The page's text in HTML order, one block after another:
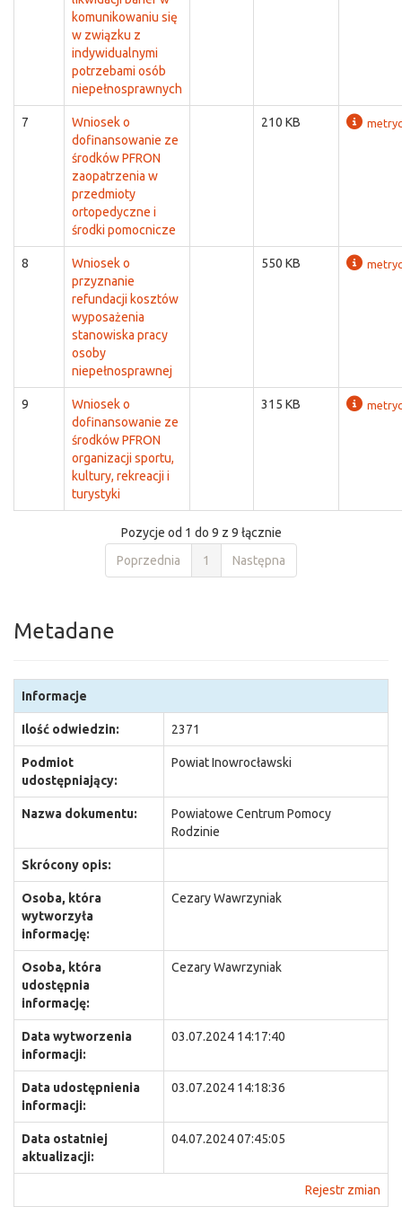
komunikowaniu się
w związku z
indywidualnymi
potrzebami osób
niepełnosprawnych
7
Wniosek o
dofinansowanie ze
środków PFRON
zaopatrzenia w
przedmioty
ortopedyczne i
środki pomocnicze
210 KB
8
Wniosek o
przyznanie
refundacji kosztów
wyposażenia
stanowiska pracy
osoby
niepełnosprawnej
550 KB
9
Wniosek o
dofinansowanie ze
środków PFRON
organizacji sportu,
kultury, rekreacji i
turystyki
315 KB
Pozycje od 1 do 9 z 9 łącznie
Poprzednia
1 Następna
Metadane
Informacje
Ilość odwiedzin: 2371
Podmiot
udostępniający:
Powiat Inowrocławski
Nazwa dokumentu:
Powiatowe Centrum Pomocy
Rodzinie
Skrócony opis:
Osoba, która
wytworzyła
informację:
Cezary Wawrzyniak
Osoba, która
udostępnia
informację:
Cezary Wawrzyniak
Data wytworzenia
informacji:
03.07.2024 14:17:40
Data udostępnienia
informacji:
03.07.2024 14:18:36
Data ostatniej
aktualizacji:
04.07.2024 07:45:05
Rejestr zmian